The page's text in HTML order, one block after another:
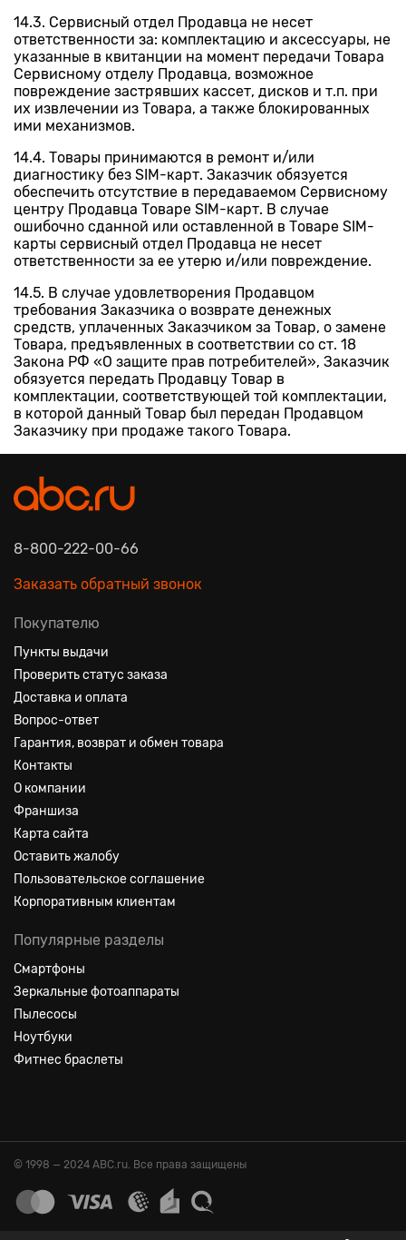
14.3. Сервисный отдел Продавца не несет
ответственности за: комплектацию и аксессуары, не
указанные в квитанции на момент передачи Товара
Сервисному отделу Продавца, возможное
повреждение застрявших кассет, дисков и т.п. при
их извлечении из Товара, а также блокированных
ими механизмов.
14.4. Товары принимаются в ремонт и/или
диагностику без SIM-карт. Заказчик обязуется
обеспечить отсутствие в передаваемом Сервисному
центру Продавца Товаре SIM-карт. В случае
ошибочно сданной или оставленной в Товаре SIM-
карты сервисный отдел Продавца не несет
ответственности за ее утерю и/или повреждение.
14.5. В случае удовлетворения Продавцом
требования Заказчика о возврате денежных
средств, уплаченных Заказчиком за Товар, о замене
Товара, предъявленных в соответствии со ст. 18
Закона РФ «О защите прав потребителей», Заказчик
обязуется передать Продавцу Товар в
комплектации, соответствующей той комплектации,
в которой данный Товар был передан Продавцом
Заказчику при продаже такого Товара.
8-800-222-00-66
Заказать обратный звонок
Покупателю
Пункты выдачи
Проверить статус заказа
Доставка и оплата
Вопрос-ответ
Гарантия, возврат и обмен товара
Контакты
О компании
Франшиза
Карта сайта
Оставить жалобу
Пользовательское соглашение
Корпоративным клиентам
Популярные разделы
Смартфоны
Зеркальные фотоаппараты
Пылесосы
Ноутбуки
Фитнес браслеты
© 1998 — 2024 ABC.ru. Все права защищены